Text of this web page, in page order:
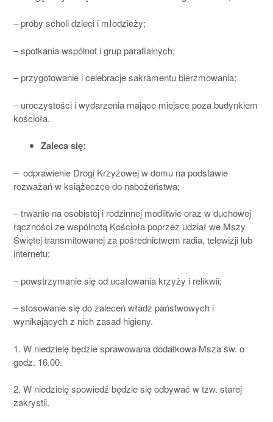
– próby scholi dzieci i młodzieży;
– spotkania wspólnot i grup parafialnych;
– przygotowanie i celebracje sakramentu bierzmowania;
– uroczystości i wydarzenia mające miejsce poza budynkiem
kościoła.
Zaleca się:
– odprawienie Drogi Krzyżowej w domu na podstawie
rozważań w książeczce do nabożeństwa;
– trwanie na osobistej i rodzinnej modlitwie oraz w duchowej
łączności ze wspólnotą Kościoła poprzez udział we Mszy
Świętej transmitowanej za pośrednictwem radia, telewizji lub
internetu;
– powstrzymanie się od ucałowania krzyży i relikwii;
– stosowanie się do zaleceń władz państwowych i
wynikających z nich zasad higieny.
1. W niedzielę będzie sprawowana dodatkowa Msza św. o
godz. 16.00.
2. W niedzielę spowiedź będzie się odbywać w tzw. starej
zakrystii.